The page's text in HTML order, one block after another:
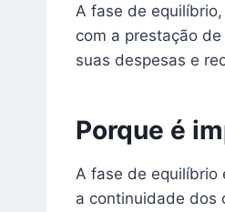
A fase de
com a prestação
suas despesas e
Porque é
A fase de equilíbrio
a continuidade dos